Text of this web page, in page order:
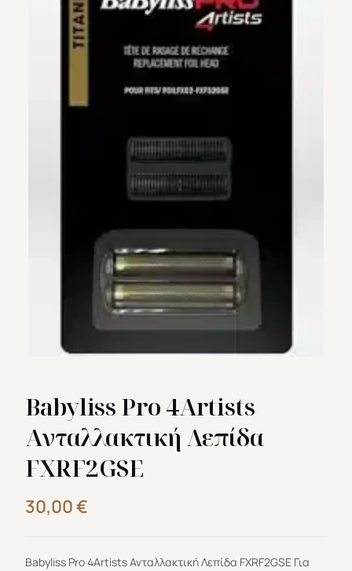
Babyliss Pro 4Artists
Ανταλλακτική Λεπίδα
FXRF2GSE
30,00€
Babyliss Pro 4Artists Ανταλλακτική Λεπίδα FXRF2GSE Για